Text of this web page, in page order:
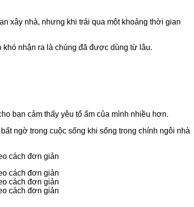
xây nhà, nhưng khi trải qua một khoảng thời gian
nhận ra là chúng đã được dùng từ lâu.
bạn cảm thấy yêu tổ ấm của mình nhiều hơn.
ngờ trong cuộc sống khi sống trong chính ngôi nhà